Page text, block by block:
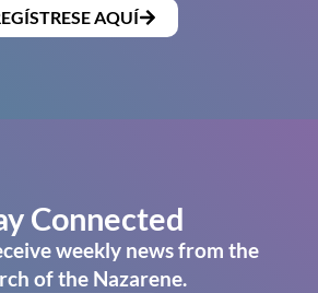
AQUÍ
Connected
weekly news from the
of the Nazarene.